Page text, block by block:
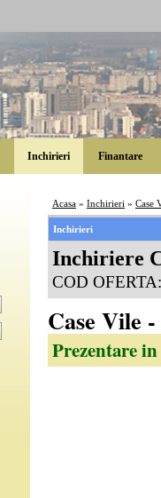
Inchirieri Finantare
Acasa » Inchirieri » Case
Inchirieri
Inchiriere
COD
Case Vile
Prezentare